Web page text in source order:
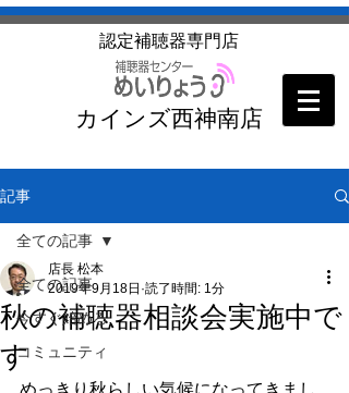
​認定補聴器専門店
カインズ西神南店
記事
全ての記事
今すぐ始める
コミュニティ
全ての記事
秋の補聴器相談会実施中で
す
店長 松本
2019年9月18日 読了時間: 1分
めっきり秋らしい気候になってきまし